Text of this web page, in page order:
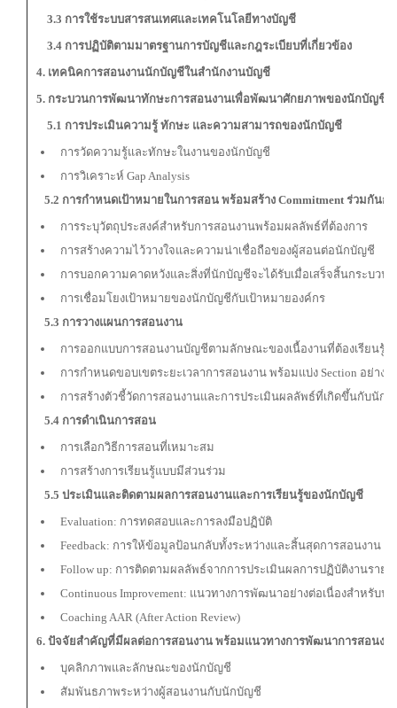
3.3 การใช้ระบบสารสนเทศและเทคโนโลยีทางบัญชี
3.4 การปฏิบัติตามมาตรฐานการบัญชีและกฎระเบียบที่เกี่ยวข้อง
4. เทคนิคการสอนงานนักบัญชีในสำนักงานบัญชี
5. กระบวนการพัฒนาทักษะการสอนงานเพื่อพัฒนาศักยภาพของนักบัญชีอ
5.1 การประเมินความรู้ ทักษะ และความสามารถของนักบัญชี
การวัดความรู้และทักษะในงานของนักบัญชี
การวิเคราะห์ Gap Analysis
5.2 การกำหนดเป้าหมายในการสอน พร้อมสร้าง Commitment ร่วมกัน
การระบุวัตถุประสงค์สำหรับการสอนงานพร้อมผลลัพธ์ที่ต้องการ
การสร้างความไว้วางใจและความน่าเชื่อถือของผู้สอนต่อนักบัญชี
การบอกความคาดหวังและสิ่งที่นักบัญชีจะได้รับเมื่อเสร็จสิ้นกระบวน
การเชื่อมโยงเป้าหมายของนักบัญชีกับเป้าหมายองค์กร
5.3 การวางแผนการสอนงาน
การออกแบบการสอนงานบัญชีตามลักษณะของเนื้องานที่ต้องเรียนรู้
การกำหนดขอบเขตระยะเวลาการสอนงาน พร้อมแบ่ง Section อย่างเ
การสร้างตัวชี้วัดการสอนงานและการประเมินผลลัพธ์ที่เกิดขึ้นกับนัก
5.4 การดำเนินการสอน
การเลือกวิธีการสอนที่เหมาะสม
การสร้างการเรียนรู้แบบมีส่วนร่วม
5.5 ประเมินและติดตามผลการสอนงานและการเรียนรู้ของนักบัญชี
Evaluation: การทดสอบและการลงมือปฏิบัติ
Feedback: การให้ข้อมูลป้อนกลับทั้งระหว่างและสิ้นสุดการสอนงาน
Follow up: การติดตามผลลัพธ์จากการประเมินผลการปฏิบัติงานรายเ
Continuous Improvement: แนวทางการพัฒนาอย่างต่อเนื่องสำหรับนั
Coaching AAR (After Action Review)
6. ปัจจัยสำคัญที่มีผลต่อการสอนงาน พร้อมแนวทางการพัฒนาการสอนง
บุคลิกภาพและลักษณะของนักบัญชี
สัมพันธภาพระหว่างผู้สอนงานกับนักบัญชี